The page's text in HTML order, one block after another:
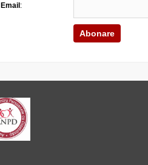
Email: